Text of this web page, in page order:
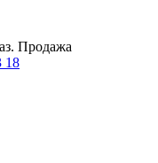
Продажа
18